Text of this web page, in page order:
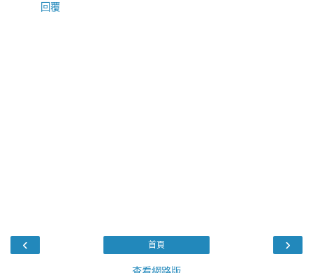
回覆
‹ ›
首頁